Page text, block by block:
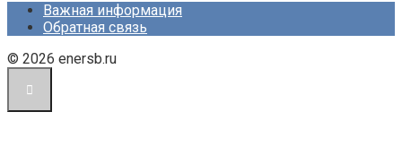
Важная информация
Обратная связь
© 2026 enersb.ru